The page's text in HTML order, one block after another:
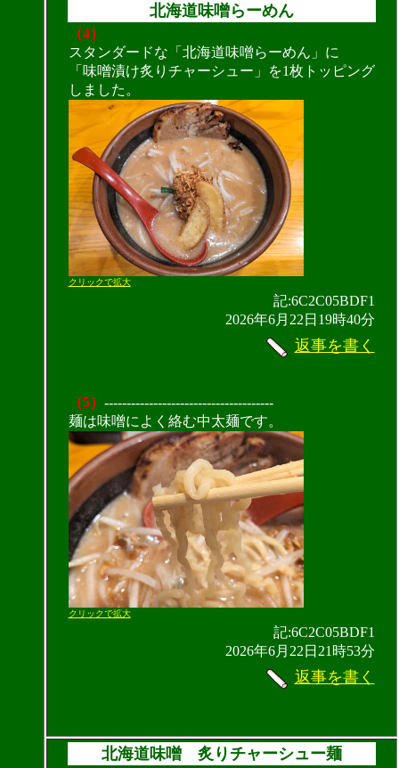
北海道味噌らーめん
（4）
スタンダードな「北海道味噌らーめん」に
「味噌漬け炙りチャーシュー」を1枚トッピング
しました。
クリックで拡大
記:6C2C05BDF1
2026年6月22日19時40分
返事を書く
（5） --------------------------------------
麺は味噌によく絡む中太麺です。
クリックで拡大
記:6C2C05BDF1
2026年6月22日21時53分
返事を書く
北海道味噌 炙りチャーシュー麺